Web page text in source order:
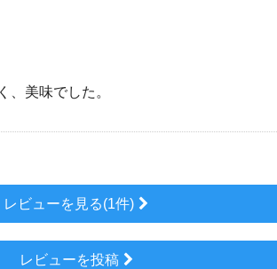
、美味でした。
レビューを見る(1件)
レビューを投稿